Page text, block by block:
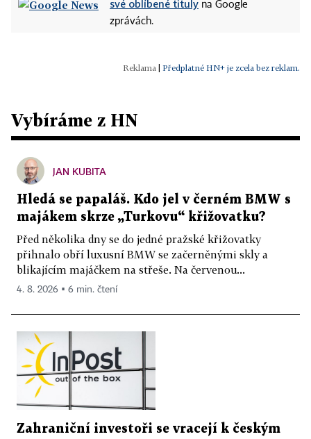
své oblíbené tituly na Google
zprávách.
Předplatné HN+ je zcela bez reklam.
Vybíráme z HN
JAN KUBITA
Hledá se papaláš. Kdo jel v černém BMW s
majákem skrze „Turkovu“ křižovatku?
Před několika dny se do jedné pražské křižovatky
přihnalo obří luxusní BMW se začerněnými skly a
blikajícím majáčkem na střeše. Na červenou...
4. 8. 2026 ▪ 6 min. čtení
Zahraniční investoři se vracejí k českým